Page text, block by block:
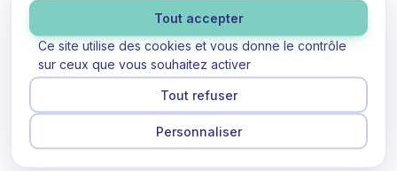
Ce site utilise des cookies et vous donne le contrôle
sur ceux que vous souhaitez activer
Tout accepter
Tout refuser
Personnaliser